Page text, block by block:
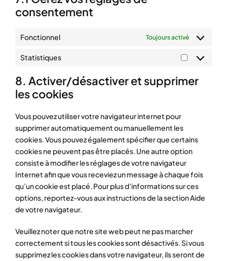
consentement
Fonctionnel Toujours activé
Statistiques
8. Activer/désactiver et supprimer
les cookies
Vous pouvez utiliser votre navigateur internet pour
supprimer automatiquement ou manuellement les
cookies. Vous pouvez également spécifier que certains
cookies ne peuvent pas être placés. Une autre option
consiste à modifier les réglages de votre navigateur
Internet afin que vous receviez un message à chaque fois
qu’un cookie est placé. Pour plus d’informations sur ces
options, reportez-vous aux instructions de la section Aide
de votre navigateur.
Veuillez noter que notre site web peut ne pas marcher
correctement si tous les cookies sont désactivés. Si vous
supprimez les cookies dans votre navigateur, ils seront de